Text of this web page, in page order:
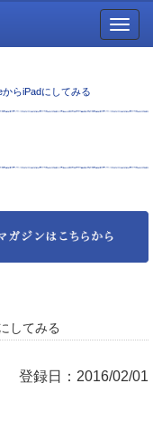
らiPadにしてみる
してみる
登録日：2016/02/01